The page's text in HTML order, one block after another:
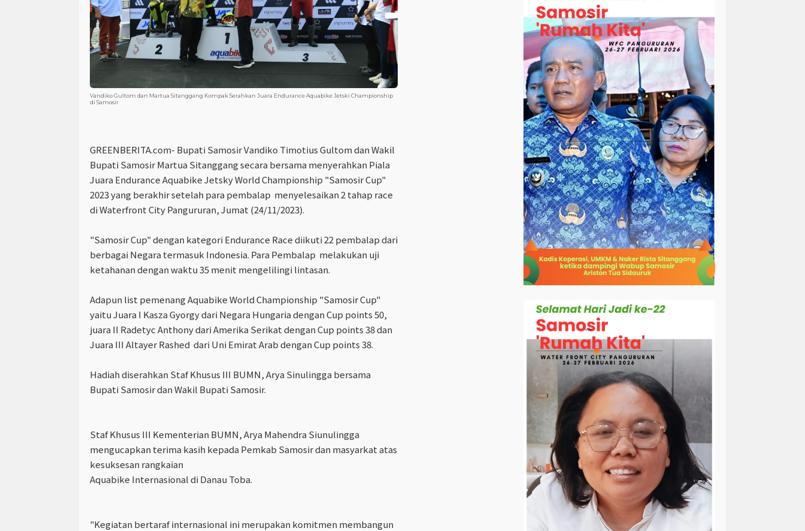
Vandiko Gultom dan Martua Sitanggang Kompak Serahkan Juara Endurance Aquabike Jetski Championship
di Samosir
GREENBERITA.com- Bupati Samosir Vandiko Timotius Gultom dan Wakil
Bupati Samosir Martua Sitanggang secara bersama menyerahkan Piala
Juara Endurance Aquabike Jetsky World Championship "Samosir Cup"
2023 yang berakhir setelah para pembalap menyelesaikan 2 tahap race
di Waterfront City Pangururan, Jumat (24/11/2023).
"Samosir Cup" dengan kategori Endurance Race diikuti 22 pembalap dari
berbagai Negara termasuk Indonesia. Para Pembalap melakukan uji
ketahanan dengan waktu 35 menit mengelilingi lintasan.
Adapun list pemenang Aquabike World Championship "Samosir Cup"
yaitu Juara I Kasza Gyorgy dari Negara Hungaria dengan Cup points 50,
juara II Radetyc Anthony dari Amerika Serikat dengan Cup points 38 dan
Juara III Altayer Rashed dari Uni Emirat Arab dengan Cup points 38.
Hadiah diserahkan Staf Khusus III BUMN, Arya Sinulingga bersama
Bupati Samosir dan Wakil Bupati Samosir.
Staf Khusus III Kementerian BUMN, Arya Mahendra Siunulingga
mengucapkan terima kasih kepada Pemkab Samosir dan masyarkat atas
kesuksesan rangkaian
Aquabike Internasional di Danau Toba.
"Kegiatan bertaraf internasional ini merupakan komitmen membangun